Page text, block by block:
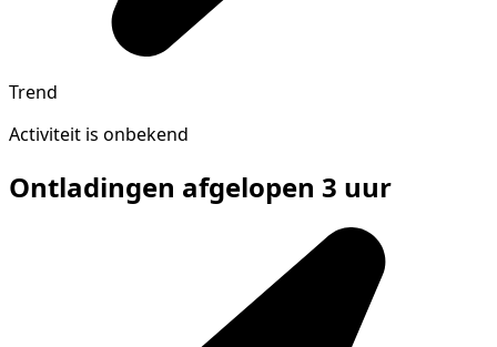
Trend
Activiteit is onbekend
Ontladingen afgelopen 3 uur